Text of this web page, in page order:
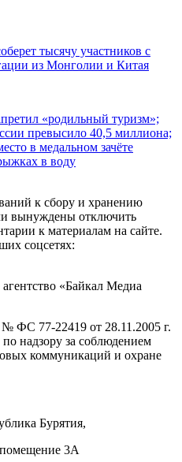
тысячу участников с
из Монголии и Китая
«родильный туризм»;
превысило 40,5 миллиона;
в медальном зачёте
в воду
к сбору и хранению
вынуждены отключить
к материалам на сайте.
соцсетях:
«Байкал Медиа
ФС 77-22419 от 28.11.2005 г.
надзору за соблюдением
коммуникаций и охране
Бурятия,
3А